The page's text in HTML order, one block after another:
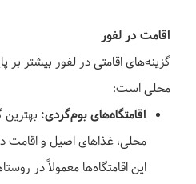
اقامت در لفور
گزینه‌های اقامتی در لفور بیشتر
محلی است:
اقامتگاه‌های بوم‌گردی:
محلی، غذاهای اصیل و اقامت
این اقامتگاه‌ها معمولاً در